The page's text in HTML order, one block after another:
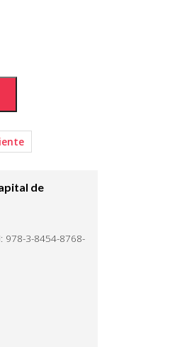
de
978-3-8454-8768-